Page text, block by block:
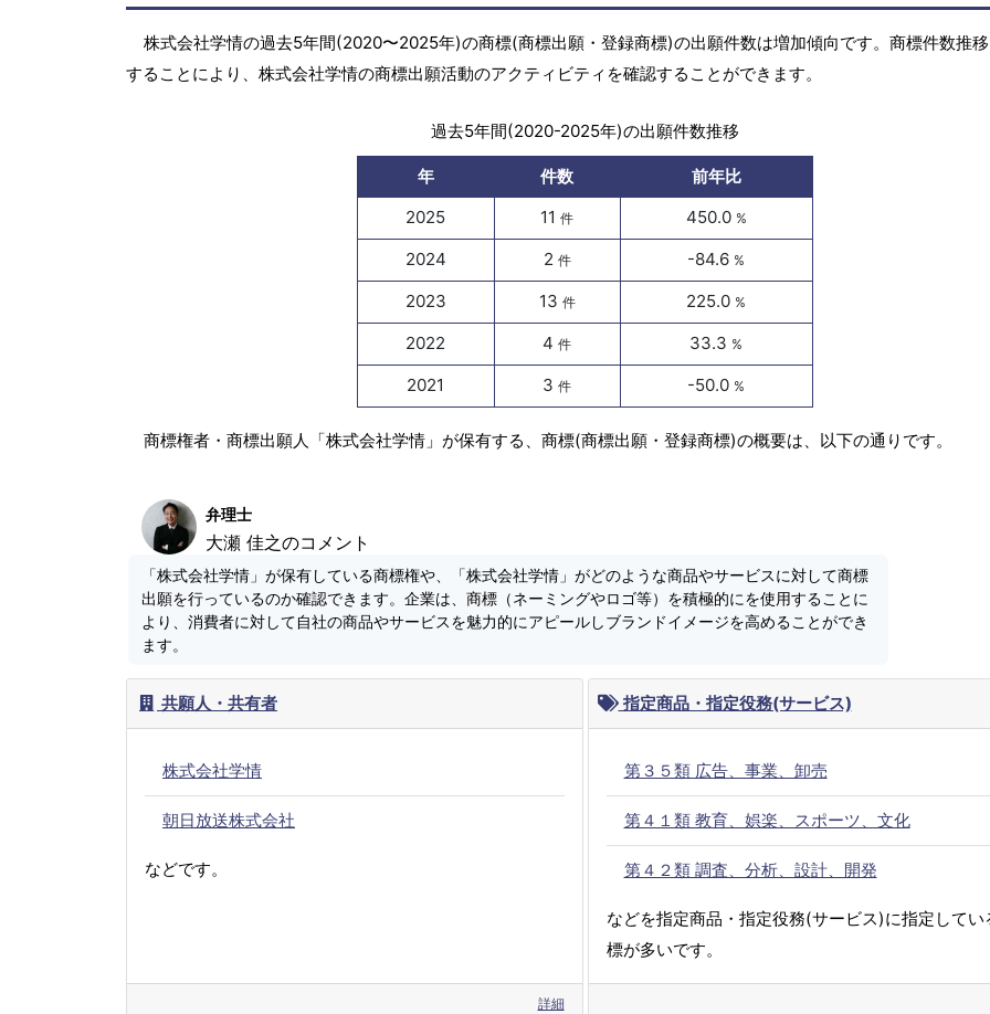
株式会社学情の過去5年間(2020〜2025年)の商標(商標出願・登録商標)の出願件数は増加傾向です。商標件数推
することにより、株式会社学情の商標出願活動のアクティビティを確認することができます。
過去5年間(2020-2025年)の出願件数推移
年 件数
前年比
2025
11件 450.0 %
2024 2 件 -84.6 %
2023 13 件 225.0 %
2022 4件 33.3 %
2021 3件 -50.0 %
商標権者・商標出願人「株式会社学情」が保有する、商標(商標出願・登録商標)の概要は、以下の通りです。
弁理士
大瀬 佳之のコメント
「株式会社学情」が保有している商標権や、「株式会社学情」がどのような商品やサービスに対して商標
出願を行っているのか確認できます。企業は、商標（ネーミングやロゴ等）を積極的にを使用することに
より、消費者に対して自社の商品やサービスを魅力的にアピールしブランドイメージを高めることができ
ます。
共願人・共有者
株式会社学情
朝日放送株式会社
などです。
詳細
指定商品・指定役務(サービス)
第３５類 広告、事業、卸売
第４１類 教育、娯楽、スポーツ、文化
第４２類 調査、分析、設計、開発
などを指定商品・指定役務(サービス)に指定してい
標が多いです。